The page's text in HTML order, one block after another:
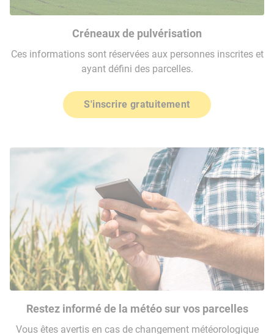
Créneaux de pulvérisation
Ces informations sont réservées aux personnes inscrites et
ayant défini des parcelles.
S'inscrire gratuitement
Restez informé de la météo sur vos parcelles
Vous êtes avertis en cas de changement météorologique